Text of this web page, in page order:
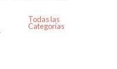
Todas las
Categorías